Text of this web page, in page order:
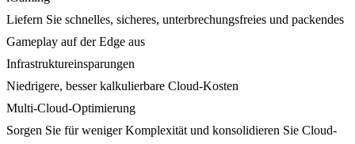
Liefern Sie schnelles, sicheres, unterbrechungsfreies und packendes
Gameplay auf der Edge aus
Infrastruktureinsparungen
Niedrigere, besser kalkulierbare Cloud-Kosten
Multi-Cloud-Optimierung
Sorgen Sie für weniger Komplexität und konsolidieren Sie Cloud-